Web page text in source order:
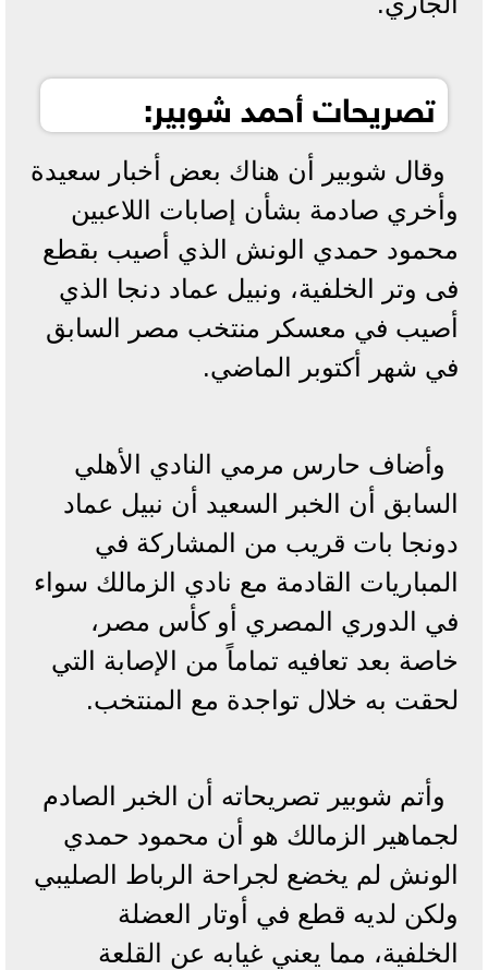
تصريحات أحمد شوبير:
وقال شوبير أن هناك بعض أخبار سعيدة
وأخري صادمة بشأن إصابات اللاعبين
محمود حمدي الونش الذي أصيب بقطع
فى وتر الخلفية، ونبيل عماد دنجا الذي
أصيب في معسكر منتخب مصر السابق
في شهر أكتوبر الماضي.
وأضاف حارس مرمي النادي الأهلي
السابق أن الخبر السعيد أن نبيل عماد
دونجا بات قريب من المشاركة في
المباريات القادمة مع نادي الزمالك سواء
في الدوري المصري أو كأس مصر،
خاصة بعد تعافيه تماماً من الإصابة التي
لحقت به خلال تواجدة مع المنتخب.
وأتم شوبير تصريحاته أن الخبر الصادم
لجماهير الزمالك هو أن محمود حمدي
الونش لم يخضع لجراحة الرباط الصليبي
ولكن لديه قطع في أوتار العضلة
الخلفية، مما يعني غيابه عن القلعة